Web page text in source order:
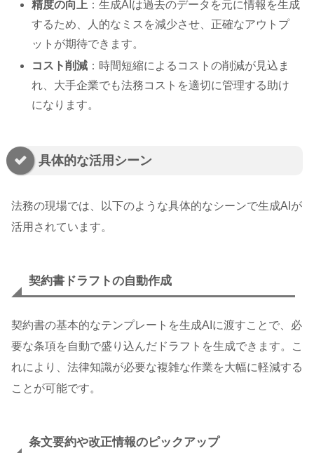
精度の向上 ：生成AIは過去のデータを元に情報を生成
するため、人的なミスを減少させ、正確なアウトプ
ットが期待できます。
コスト削減 ：時間短縮によるコストの削減が見込ま
れ、大手企業でも法務コストを適切に管理する助け
になります。
具体的な活用シーン
法務の現場では、以下のような具体的なシーンで生成AIが
活用されています。
契約書ドラフトの自動作成
契約書の基本的なテンプレートを生成AIに渡すことで、必
要な条項を自動で盛り込んだドラフトを生成できます。こ
れにより、法律知識が必要な複雑な作業を大幅に軽減する
ことが可能です。
条文要約や改正情報のピックアップ